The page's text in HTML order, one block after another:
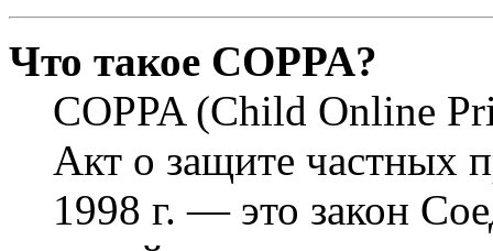
Что такое COPPA?
COPPA (Child Online
Акт о защите частных
1998 г. — это закон